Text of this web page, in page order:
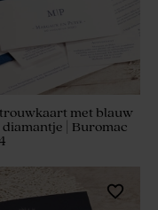
met blauw
diamantje | Buromac